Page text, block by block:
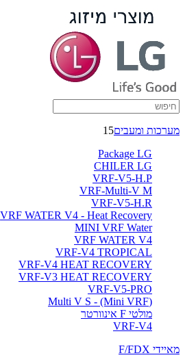
בניינים
בתי
מלון
משרדים
ומוסדות
יטאות
התקנה
חדרי
מכונות
ברימאג
מערכות
מערכות ומעבים15
Package LG
CHILER LG
VRF-V5-H.P
VRF-Multi-V M
VRF-V5-H.R
VRF WATER V4 - Heat Recovery
MINI VRF Water
VRF WATER V4
VRF-V4 TROPICAL
VRF-V4 HEAT RECOVERY
VRF-V3 HEAT RECOVERY
VRF-V5-PRO
(Multi V S - (Mini VRF
מולטי F אינוורטר
VRF-V4
מאיידי F/FDX